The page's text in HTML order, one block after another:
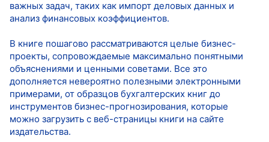
важных задач, таких как импорт деловых данных и
анализ финансовых коэффициентов.
В книге пошагово рассматриваются целые бизнес-
проекты, сопровождаемые максимально понятными
объяснениями и ценными советами. Все это
дополняется невероятно полезными электронными
примерами, от образцов бухгалтерских книг до
инструментов бизнес-прогнозирования, которые
можно загрузить с веб-страницы книги на сайте
издательства.